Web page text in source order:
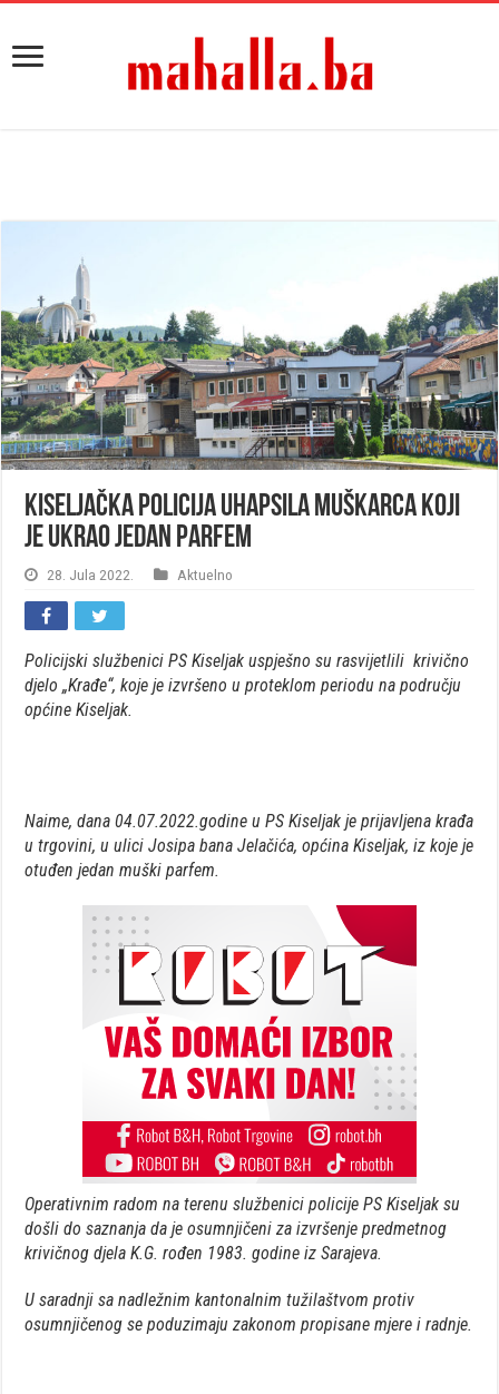
Kiseljačka policija uhapsila muškarca koji
je ukrao jedan parfem
28. Jula 2022. Aktuelno
Policijski službenici PS Kiseljak uspješno su rasvijetlili krivično
djelo „Krađe“, koje je izvršeno u proteklom periodu na području
općine Kiseljak.
Naime, dana 04.07.2022.godine u PS Kiseljak je prijavljena krađa
u trgovini, u ulici Josipa bana Jelačića, općina Kiseljak, iz koje je
otuđen jedan muški parfem.
Operativnim radom na terenu službenici policije PS Kiseljak su
došli do saznanja da je osumnjičeni za izvršenje predmetnog
krivičnog djela K.G. rođen 1983. godine iz Sarajeva.
U saradnji sa nadležnim kantonalnim tužilaštvom protiv
osumnjičenog se poduzimaju zakonom propisane mjere i radnje.